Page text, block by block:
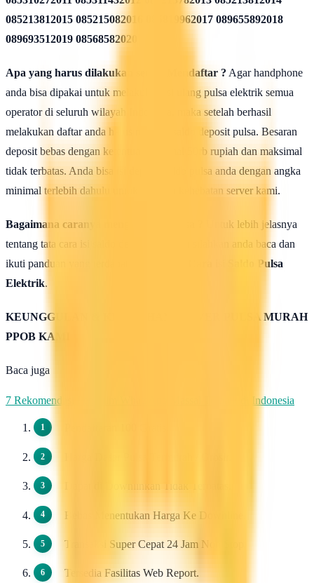
085213812015 085215082016 085819962017 089655892018
089693512019 08568582020
Apa yang harus dilakukan seusai Mendaftar ? Agar handphone
anda bisa dipakai untuk melakukan isi ulang pulsa elektrik semua
operator di seluruh wilayah Indonesia, maka setelah berhasil
melakukan daftar anda harus mengisi saldo deposit pulsa. Besaran
deposit bebas dengan ketentuan minimal 50rb rupiah dan maksimal
tidak terbatas. Anda bisa isi deposit saldo pulsa anda dengan angka
minimal terlebih dahulu untuk uji coba kehebatan server kami.
Bagaimana caranya mengisi saldo pulsa ?
Untuk lebih jelasnya
tentang tata cara isi saldo deposit pulsa ini silahkan anda baca dan
ikuti panduan yang terdapat di halaman :
Cara isi Saldo Pulsa
Elektrik.
KEUNGGULAN & KELEBIHAN SERVER PULSA MURAH
PPOB KAMI
Baca juga
7 Rekomendasi Pengirim WhatsApp Massal Terbaik di Indonesia
Bebas Menentukan Harga Ke Downline.
Transaksi Super Cepat 24 Jam Non Stop.
Tersedia Fasilitas Web Report.